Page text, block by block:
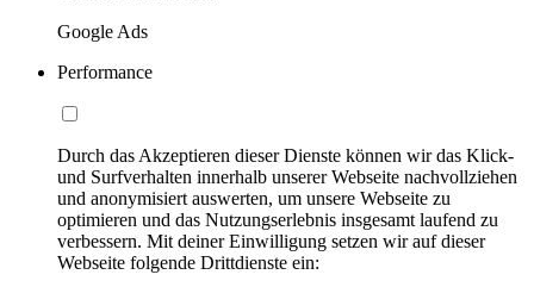
Google Ads
Performance
Durch das Akzeptieren dieser Dienste können wir das Klick-
und Surfverhalten innerhalb unserer Webseite nachvollziehen
und anonymisiert auswerten, um unsere Webseite zu
optimieren und das Nutzungserlebnis insgesamt laufend zu
verbessern. Mit deiner Einwilligung setzen wir auf dieser
Webseite folgende Drittdienste ein: